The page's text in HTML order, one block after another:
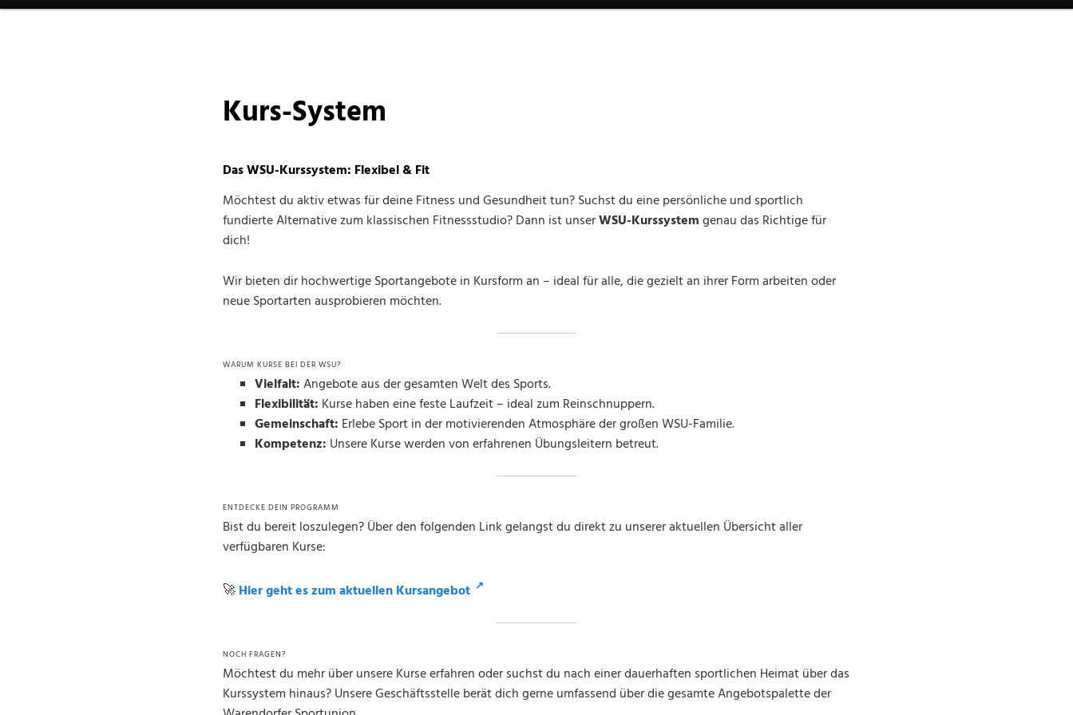
Kurs-System
Das WSU-Kurssystem: Flexibel & Fit
Möchtest du aktiv etwas für deine Fitness und Gesundheit tun? Suchst du eine persönliche und sportlich
fundierte Alternative zum klassischen Fitnessstudio? Dann ist unserWSU-Kurssystemgenau das Richtige für
dich!
Wir bieten dir hochwertige Sportangebote in Kursform an – ideal für alle, die gezielt an ihrer Form arbeiten oder
neue Sportarten ausprobieren möchten.
WARUM KURSE BEI DER WSU?
Vielfalt:Angebote aus der gesamten Welt des Sports.
Flexibilität: Kurse haben eine feste Laufzeit – ideal zum Reinschnuppern.
Gemeinschaft: Erlebe Sport in der motivierenden Atmosphäre der großen WSU-Familie.
Kompetenz: Unsere Kurse werden von erfahrenen Übungsleitern betreut.
ENTDECKE DEIN PROGRAMM
Bist du bereit loszulegen? Über den folgenden Link gelangst du direkt zu unserer aktuellen Übersicht aller
verfügbaren Kurse:
🚀Hier geht es zum aktuellen Kursangebot ↗
NOCH FRAGEN?
Möchtest du mehr über unsere Kurse erfahren oder suchst du nach einer dauerhaften sportlichen Heimat über das
Kurssystem hinaus? Unsere Geschäftsstelle berät dich gerne umfassend über die gesamte Angebotspalette der